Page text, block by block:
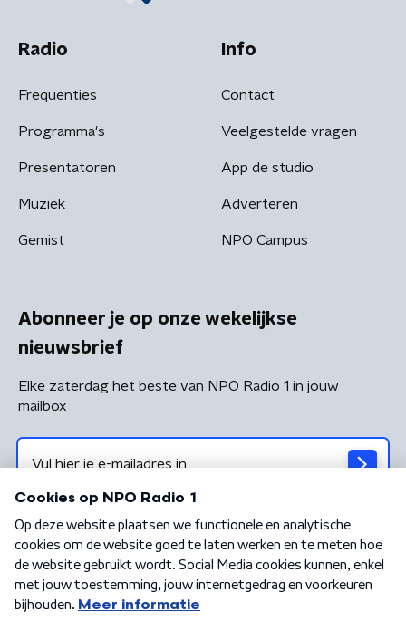
Radio
Frequenties
Programma's
Presentatoren
Muziek
Gemist
Info
Contact
Veelgestelde vragen
App de studio
Adverteren
NPO Campus
Abonneer je op onze wekelijkse
nieuwsbrief
Elke zaterdag het beste van NPO Radio 1 in jouw
mailbox
Algemene voorwaarden